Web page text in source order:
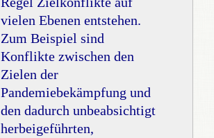
vielen Ebenen entstehen.
Zum Beispiel sind
Konflikte zwischen den
Zielen der
Pandemiebekämpfung und
den dadurch unbeabsichtigt
herbeigeführten,